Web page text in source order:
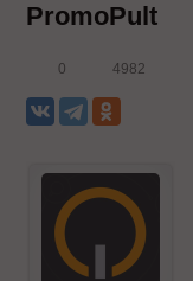
PromoPult
0 4982